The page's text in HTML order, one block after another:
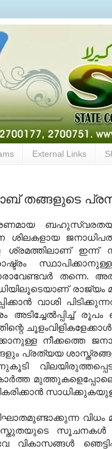
External Links
തങ്ങളുടെ
ശിലകളായ
ശ്രമത്തിലാണ്
തന്നെ.
വാശി
അടിച്ചേല്‍പ്പിച്ച്
നീക്കത്തെ
പ്രത്യയ
മുത്തുകളെപ്പോലെ
സൂചനകള്‍
വികാസങ്ങള്‍